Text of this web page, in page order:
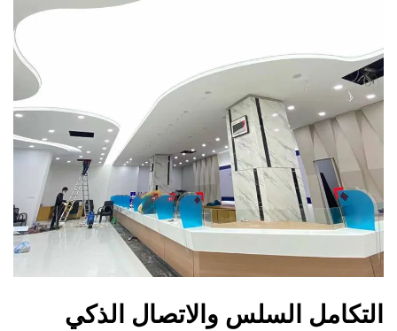
التكامل السلس والاتصال الذكي